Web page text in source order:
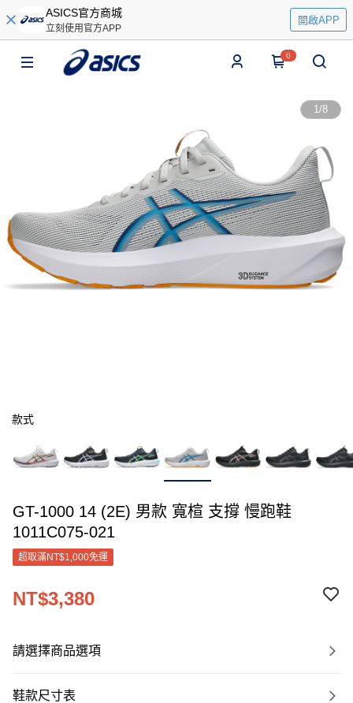
ASICS官方商城
立刻使用官方APP
開啟APP
0
1/8
款式
GT-1000 14 (2E) 男款 寬楦 支撐 慢跑鞋
1011C075-021
超取滿NT$1,000免運
NT$3,380
請選擇商品選項
鞋款尺寸表